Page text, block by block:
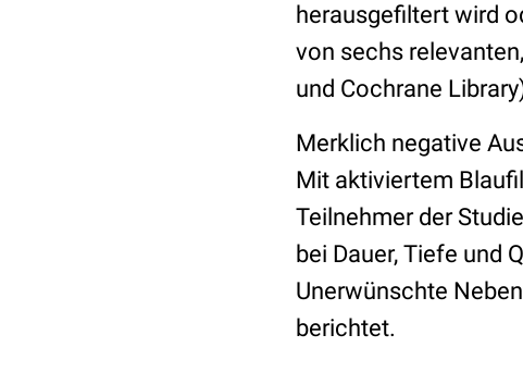
herausgefiltert wird
von sechs
und Cochrane
Merklich negative
Mit aktiviertem
Teilnehmer der
bei Dauer, Tiefe und
Unerwünschte
berichtet.